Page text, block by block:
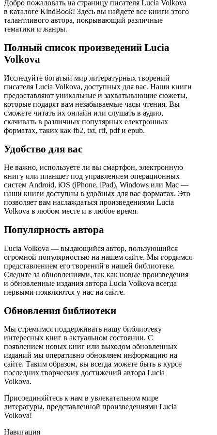
Добро пожаловать на страницу писателя Lucia Volkova
в каталоге KindBook! Здесь вы найдете все книги этого
талантливого автора, покрывающий различные
тематики и жанры.
Полный список произведений Lucia
Volkova
Исследуйте богатый мир литературных творений
писателя Lucia Volkova, доступных для вас. Наши книги
предоставляют уникальные и захватывающие сюжеты,
которые подарят вам незабываемые часы чтения. Вы
сможете читать их онлайн или слушать в аудио,
скачивать в различных популярных електронных
форматах, таких как fb2, txt, rtf, pdf и epub.
Удобство для вас
Не важно, используете ли вы смартфон, электронную
книгу или планшет под управлением операционных
систем Android, iOS (iPhone, iPad), Windows или Mac —
наши книги доступны в удобных для вас форматах. Это
позволяет вам наслаждаться произведениями Lucia
Volkova в любом месте и в любое время.
Популярность автора
Lucia Volkova — выдающийся автор, пользующийся
огромной популярностью на нашем сайте. Мы гордимся
представлением его творений в нашей библиотеке.
Следите за обновлениями, так как новые произведения
и обновленные издания автора Lucia Volkova всегда
первыми появляются у нас на сайте.
Обновления библиотеки
Мы стремимся поддерживать нашу библиотеку
интересных книг в актуальном состоянии. С
появлением новых книг или выходом обновленных
изданий мы оперативно обновляем информацию на
сайте. Таким образом, вы всегда можете быть в курсе
последних творческих достижений автора Lucia
Volkova.
Присоединяйтесь к нам в увлекательном мире
литературы, представленной произведениями Lucia
Volkova!
Навигация